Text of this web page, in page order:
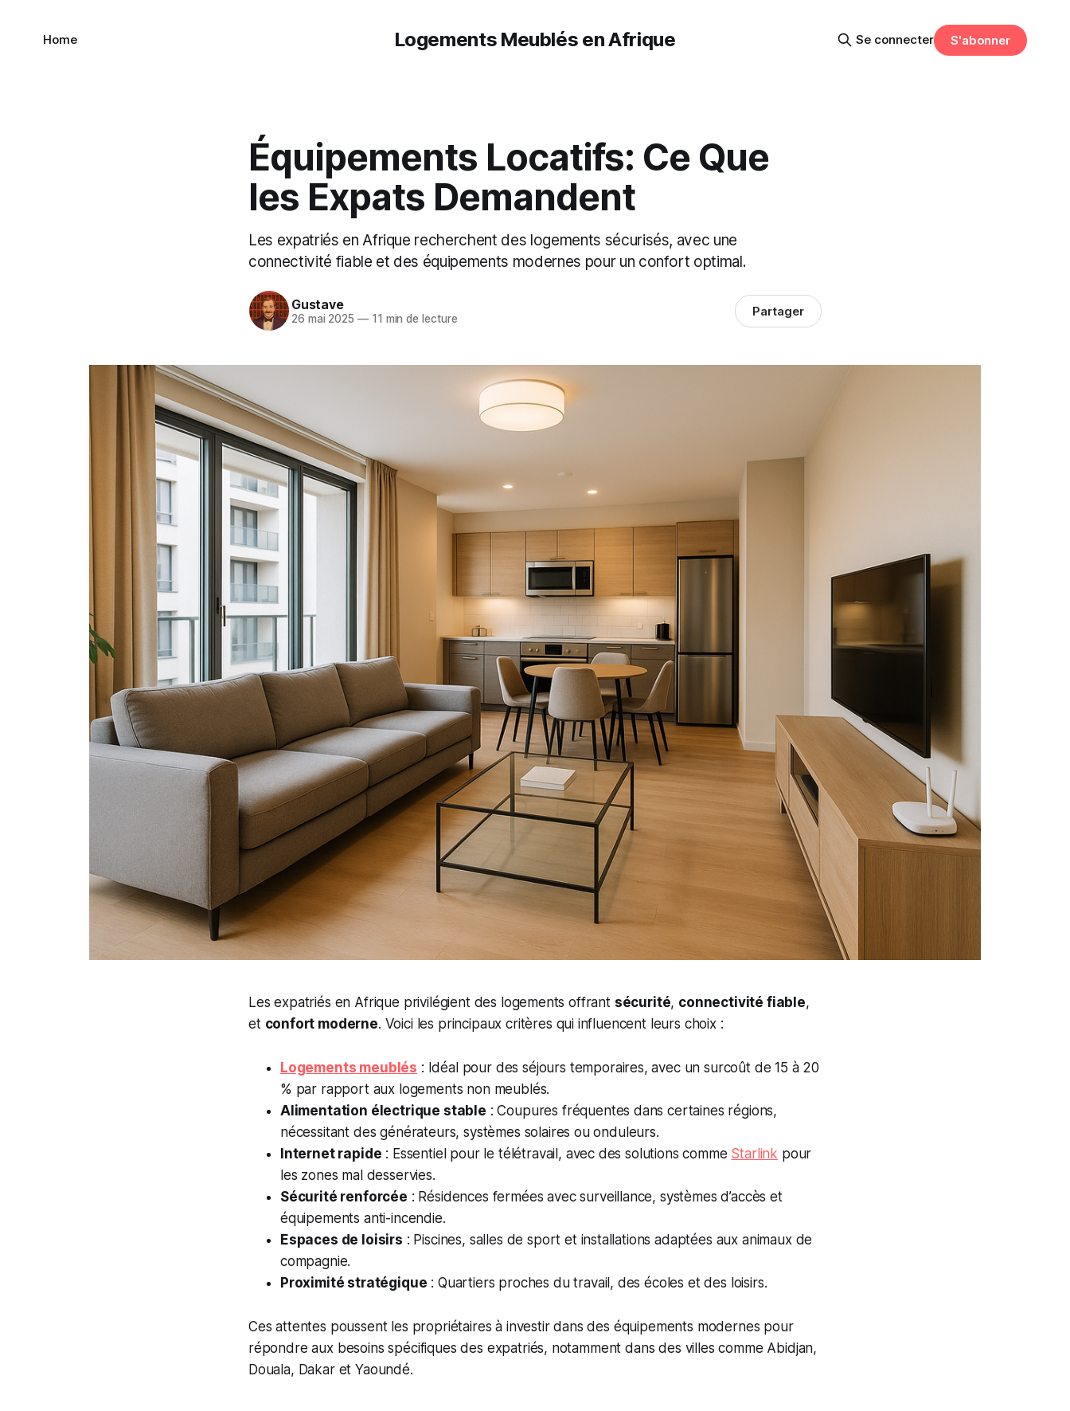
Logements Meublés en Afrique
Home Se connecter S'abonner
Équipements Locatifs: Ce Que
les Expats Demandent
Les expatriés en Afrique recherchent des logements sécurisés, avec une
connectivité fiable et des équipements modernes pour un confort optimal.
Gustave
26 mai 2025 —11 min de lecture Partager
Les expatriés en Afrique privilégient des logements offrant sécurité, connectivité fiable,
et confort moderne. Voici les principaux critères qui influencent leurs choix :
Logements meublés : Idéal pour des séjours temporaires, avec un surcoût de 15 à 20
% par rapport aux logements non meublés.
Alimentation électrique stable : Coupures fréquentes dans certaines régions,
nécessitant des générateurs, systèmes solaires ou onduleurs.
Internet rapide : Essentiel pour le télétravail, avec des solutions comme Starlink pour
les zones mal desservies.
Sécurité renforcée : Résidences fermées avec surveillance, systèmes d’accès et
équipements anti-incendie.
Espaces de loisirs : Piscines, salles de sport et installations adaptées aux animaux de
compagnie.
Proximité stratégique : Quartiers proches du travail, des écoles et des loisirs.
Ces attentes poussent les propriétaires à investir dans des équipements modernes pour
répondre aux besoins spécifiques des expatriés, notamment dans des villes comme Abidjan,
Douala, Dakar et Yaoundé.